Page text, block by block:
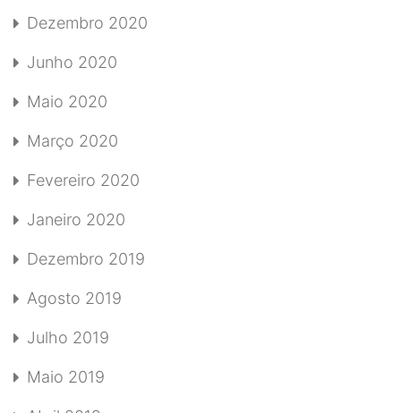
Dezembro 2020
Junho 2020
Maio 2020
Março 2020
Fevereiro 2020
Janeiro 2020
Dezembro 2019
Agosto 2019
Julho 2019
Maio 2019